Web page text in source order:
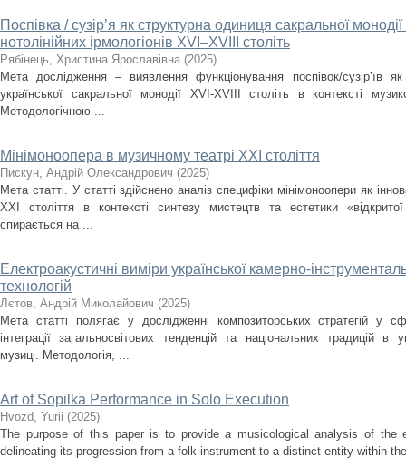
Поспівка / сузір’я як структурна одиниця сакральної
нотолінійних ірмологіонів XVI–XVIII століть
Рябінець, Христина Ярославівна (2025)
Мета дослідження – виявлення функціонування поспівок/сузір’їв
української сакральної монодії XVI-XVIII cтоліть в контексті
Методологічною ...
Мінімоноопера в музичному театрі ХХІ століття
Пискун, Андрій Олександрович (2025)
Мета статті. У статті здійснено аналіз специфіки мінімоноопери як
ХХІ століття в контексті синтезу мистецтв та естетики
спирається на ...
Електроакустичні виміри української камерно-
технологій
Лєтов, Андрій Миколайович (2025)
Мета статті полягає у дослідженні композиторських стратегій у
інтеграції загальносвітових тенденцій та національних традицій в
музиці. Методологія, ...
Art of Sopilka Performance in Solo Execution
Нvozd, Yurii (2025)
The purpose of this paper is to provide a musicological analysis of the
delineating its progression from a folk instrument to a distinct entity within